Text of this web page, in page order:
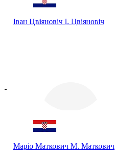
Іван Цвіяновіч І. Цвіяновіч
-
Маріо Маткович М. Маткович